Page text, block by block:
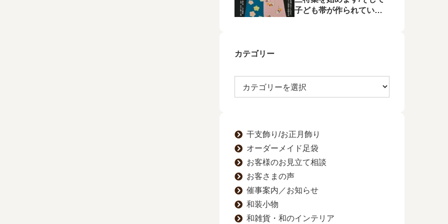
子ども帯が作られてい状
カテゴリー
干支飾り/お正月飾り
オーダーメイド足袋
お客様のお見立て相談
お客さまの声
催事案内／お知らせ
和装小物
和雑貨・和のインテリア